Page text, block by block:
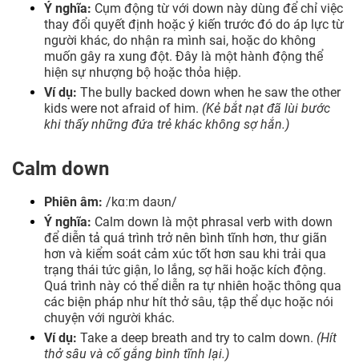
Ý nghĩa: Cụm động từ với down này dùng để chỉ việc
thay đổi quyết định hoặc ý kiến trước đó do áp lực từ
người khác, do nhận ra mình sai, hoặc do không
muốn gây ra xung đột. Đây là một hành động thể
hiện sự nhượng bộ hoặc thỏa hiệp.
Ví dụ: The bully backed down when he saw the other
kids were not afraid of him. (Kẻ bắt nạt đã lùi bước
khi thấy những đứa trẻ khác không sợ hắn.)
Calm down
Phiên âm: /kɑːm daʊn/
Ý nghĩa: Calm down là một phrasal verb with down
để diễn tả quá trình trở nên bình tĩnh hơn, thư giãn
hơn và kiểm soát cảm xúc tốt hơn sau khi trải qua
trạng thái tức giận, lo lắng, sợ hãi hoặc kích động.
Quá trình này có thể diễn ra tự nhiên hoặc thông qua
các biện pháp như hít thở sâu, tập thể dục hoặc nói
chuyện với người khác.
Ví dụ: Take a deep breath and try to calm down. (Hít
thở sâu và cố gắng bình tĩnh lại.)